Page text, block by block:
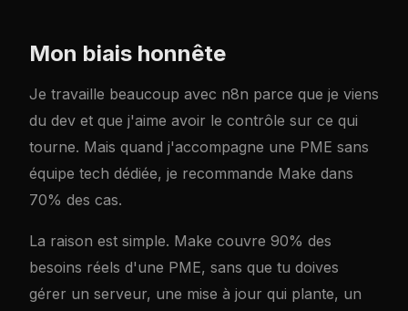
Mon biais honnête
Je travaille beaucoup avec n8n parce que je viens
du dev et que j'aime avoir le contrôle sur ce qui
tourne. Mais quand j'accompagne une PME sans
équipe tech dédiée, je recommande Make dans
70% des cas.
La raison est simple. Make couvre 90% des
besoins réels d'une PME, sans que tu doives
gérer un serveur, une mise à jour qui plante, un